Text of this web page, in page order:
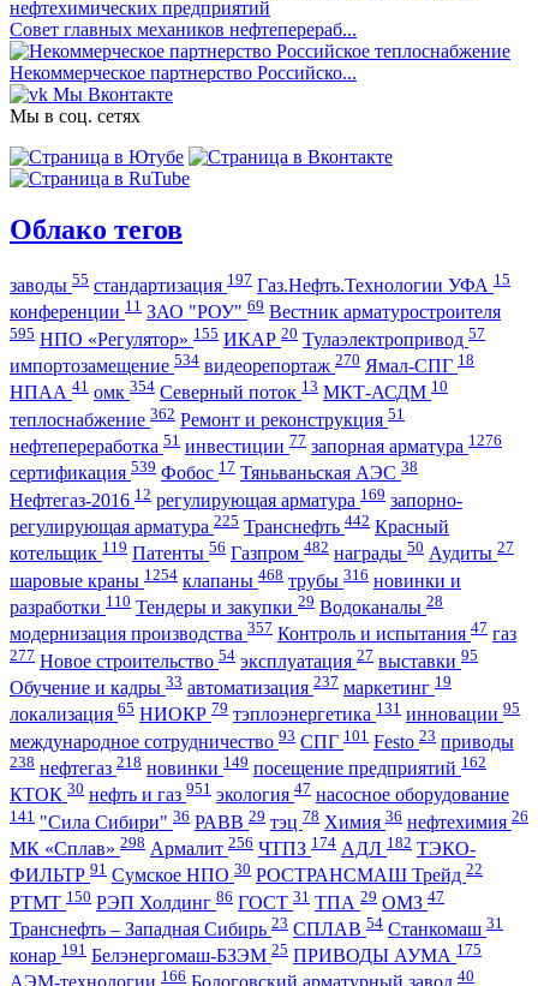
Совет главных механиков нефтеперераб...
Некоммерческое партнерство Российско...
Мы Вконтакте
Мы в соц. сетях
Облако тегов
заводы 55 стандартизация 197 Газ.Нефть.Технологии УФА 15
конференции 11 ЗАО "РОУ" 69 Вестник арматуростроителя
595 НПО «Регулятор» 155 ИКАР 20 Тулаэлектропривод 57
импортозамещение 534 видеорепортаж 270 Ямал-СПГ 18
НПАА 41 омк 354 Северный поток 13 МКТ-АСДМ 10
теплоснабжение 362 Ремонт и реконструкция 51
нефтепереработка 51 инвестиции 77 запорная арматура 1276
сертификация 539 Фобос 17 Тяньваньская АЭС 38
Нефтегаз-2016 12 регулирующая арматура 169 запорно-
регулирующая арматура 225 Транснефть 442 Красный
котельщик 119 Патенты 56 Газпром 482 награды 50 Аудиты 27
шаровые краны 1254 клапаны 468 трубы 316 новинки и
разработки 110 Тендеры и закупки 29 Водоканалы 28
модернизация производства 357 Контроль и испытания 47 газ
277 Новое строительство 54 эксплуатация 27 выставки 95
Обучение и кадры 33 автоматизация 237 маркетинг 19
локализация 65 НИОКР 79 тэплоэнергетика 131 инновации 95
международное сотрудничество 93 СПГ 101 Festo 23 приводы
238 нефтегаз 218 новинки 149 посещение предприятий 162
КТОК 30 нефть и газ 951 экология 47 насосное оборудование
141 "Сила Сибири" 36 РАВВ 29 тэц 78 Химия 36 нефтехимия 26
МК «Сплав» 298 Армалит 256 ЧТПЗ 174 АДЛ 182 ТЭКО-
ФИЛЬТР 91 Сумское НПО 30 РОСТРАНСМАШ Трейд 22
РТМТ 150 РЭП Холдинг 86 ГОСТ 31 ТПА 29 ОМЗ 47
Транснефть – Западная Сибирь 23 СПЛАВ 54 Станкомаш 31
конар 191 Белэнергомаш-БЗЭМ 25 ПРИВОДЫ АУМА 175
166 40